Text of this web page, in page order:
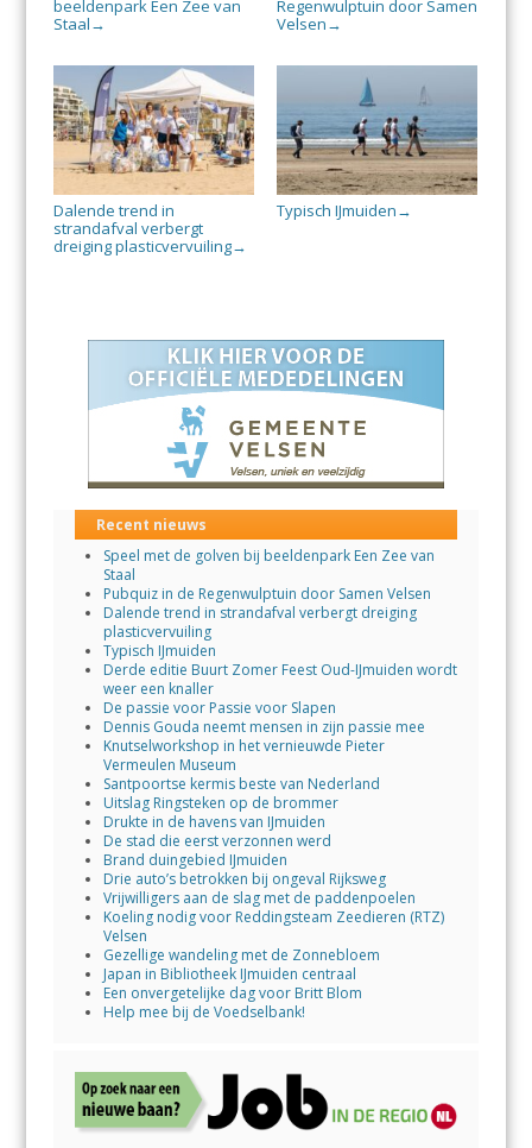
beeldenpark Een Zee van
Staal →
Regenwulptuin door Samen
Velsen →
Dalende trend in
strandafval verbergt
dreiging plasticvervuiling→
Typisch IJmuiden →
Recent nieuws
Speel met de golven bij beeldenpark Een Zee van
Staal
Pubquiz in de Regenwulptuin door Samen Velsen
Dalende trend in strandafval verbergt dreiging
plasticvervuiling
Typisch IJmuiden
Derde editie Buurt Zomer Feest Oud-IJmuiden wordt
weer een knaller
De passie voor Passie voor Slapen
Dennis Gouda neemt mensen in zijn passie mee
Knutselworkshop in het vernieuwde Pieter
Vermeulen Museum
Santpoortse kermis beste van Nederland
Uitslag Ringsteken op de brommer
Drukte in de havens van IJmuiden
De stad die eerst verzonnen werd
Brand duingebied IJmuiden
Drie auto’s betrokken bij ongeval Rijksweg
Vrijwilligers aan de slag met de paddenpoelen
Koeling nodig voor Reddingsteam Zeedieren (RTZ)
Velsen
Gezellige wandeling met de Zonnebloem
Japan in Bibliotheek IJmuiden centraal
Een onvergetelijke dag voor Britt Blom
Help mee bij de Voedselbank!